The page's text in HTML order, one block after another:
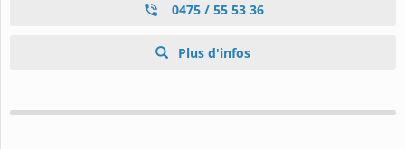
0475 / 55 53 36
Plus d'infos